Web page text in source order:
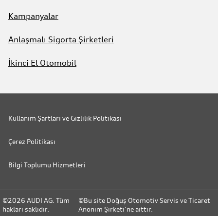
Kampanyalar
Anlaşmalı Sigorta Şirketleri
İkinci El Otomobil
Kullanım Şartları ve Gizlilik Politikası
Çerez Politikası
Bilgi Toplumu Hizmetleri
©2026 AUDI AG. Tüm
hakları saklıdır.
©Bu site Doğuş Otomotiv Servis ve Ticaret
Anonim Şirketi’ne aittir.